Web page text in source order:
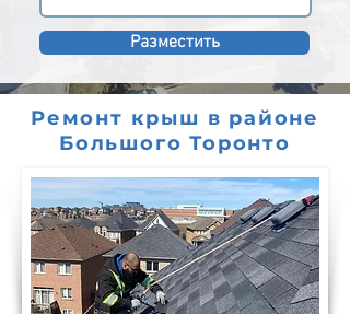
Разместить
Ремонт крыш в районе
Большого Торонто